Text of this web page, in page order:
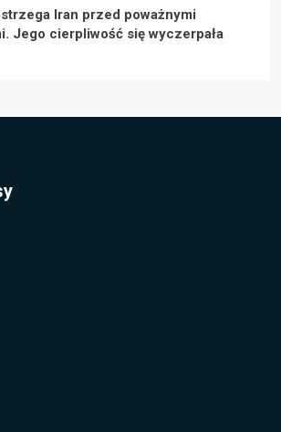
Iran przed poważnymi
Jego cierpliwość się wyczerpała